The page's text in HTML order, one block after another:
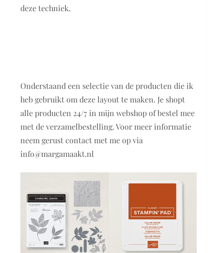
deze techniek.
Onderstaand een selectie van de producten die ik
heb gebruikt om deze layout te maken. Je shopt
alle producten 24/7 in mijn webshop of bestel mee
met de verzamelbestelling. Voor meer informatie
neem gerust contact met me op via
info@margamaakt.nl